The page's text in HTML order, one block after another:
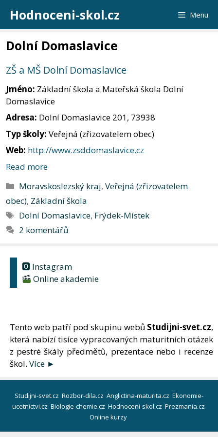
obsah
Hodnoceni-skol.cz Menu
Dolní Domaslavice
ZŠ a MŠ Dolní Domaslavice
Jméno: Základní škola a Mateřská škola Dolní
Domaslavice
Adresa: Dolní Domaslavice 201, 73938
Typ školy: Veřejná (zřizovatelem obec)
Web: http://www.zsddomaslavice.cz
Read more
Rubriky
Moravskoslezský kraj,Veřejná (zřizovatelem
obec), Základní škola
Štítky
Dolní Domaslavice, Frýdek-Místek
2 komentářů
🅾 Instagram
Online akademie
Tento web patří pod skupinu webů Studijni-svet.cz,
která nabízí tisíce vypracovaných maturitních otázek
z pestré škály předmětů, prezentace nebo i recenze
škol. Více ►
Studijni-svet.cz Rozbor-dila.cz Anglictina-maturita.cz Ekonomie-
ucetnictvi.cz Biologie-chemie.cz Hodnoceni-skol.cz Prezmania.cz
Online kurzy